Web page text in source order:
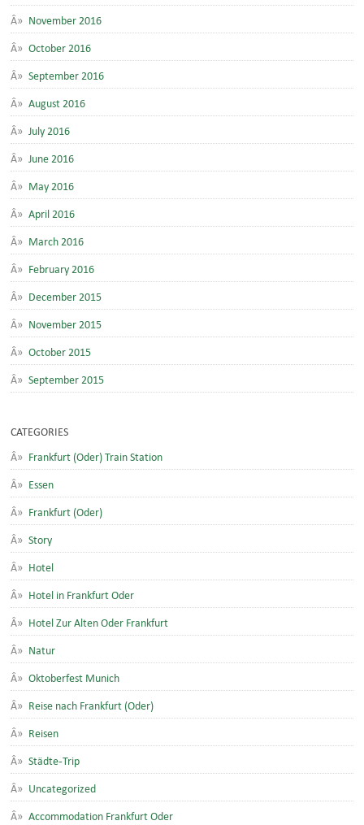
November 2016
October 2016
September 2016
August 2016
July 2016
June 2016
May 2016
April 2016
March 2016
February 2016
December 2015
November 2015
October 2015
September 2015
CATEGORIES
Frankfurt (Oder) Train Station
Essen
Frankfurt (Oder)
Story
Hotel
Hotel in Frankfurt Oder
Hotel Zur Alten Oder Frankfurt
Natur
Oktoberfest Munich
Reise nach Frankfurt (Oder)
Reisen
Städte-Trip
Uncategorized
Accommodation Frankfurt Oder